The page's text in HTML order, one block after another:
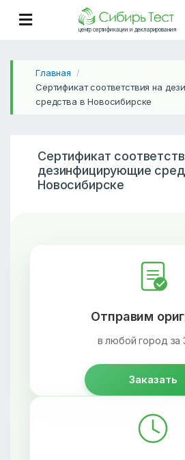
центр сертификации и декларирования
Главная /
Сертификат соответствия на
средства в Новосибирске
Сертификат
дезинфицирующие
Новосибирске
Отправим
в любой город за
Заказать